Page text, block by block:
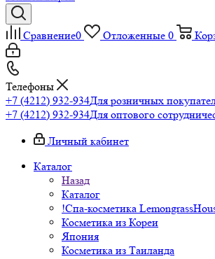
Сравнение0 Отложенные 0
Телефоны
+7 (4212) 932-934Для розничных
+7 (4212) 932-934Для оптового
Личный кабинет
Каталог
Назад
Каталог
!Спа-косметика
Косметика из Кореи
Япония
Косметика из Таиланда